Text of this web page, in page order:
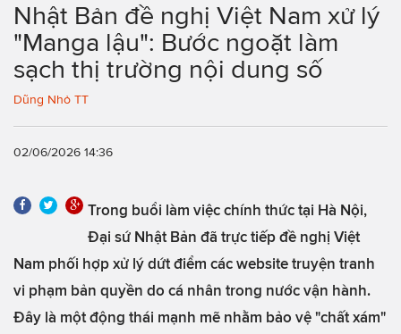
Nhật Bản đề nghị Việt Nam xử lý
"Manga lậu": Bước ngoặt làm
sạch thị trường nội dung số
Dũng Nhỏ TT
02/06/2026 14:36
Trong buổi làm việc chính thức tại Hà Nội,
Đại sứ Nhật Bản đã trực tiếp đề nghị Việt
Nam phối hợp xử lý dứt điểm các website truyện tranh
vi phạm bản quyền do cá nhân trong nước vận hành.
Đây là một động thái mạnh mẽ nhằm bảo vệ "chất xám"